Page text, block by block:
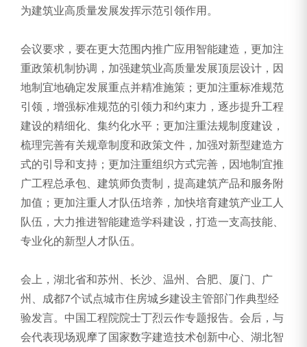
为建筑业高质量发展发挥示范引领作用。
会议要求，要在更大范围内推广应用智能建造，更加注
重政策机制协调，加强建筑业高质量发展顶层设计，因
地制宜地确定发展重点并精准施策；更加注重标准规范
引领，增强标准规范的引领力和约束力，逐步提升工程
建设的精细化、集约化水平；更加注重法规制度建设，
梳理完善有关规章制度和政策文件，加强对新型建造方
式的引导和支持；更加注重组织方式完善，因地制宜推
广工程总承包、建筑师负责制，提高建筑产品和服务附
加值；更加注重人才队伍培养，加快培育建筑产业工人
队伍，大力推进智能建造学科建设，打造一支高技能、
专业化的新型人才队伍。
会上，湖北省和苏州、长沙、温州、合肥、厦门、广
州、成都7个试点城市住房城乡建设主管部门作典型经
验发言。中国工程院院士丁烈云作专题报告。会后，与
会代表现场观摩了国家数字建造技术创新中心、湖北智